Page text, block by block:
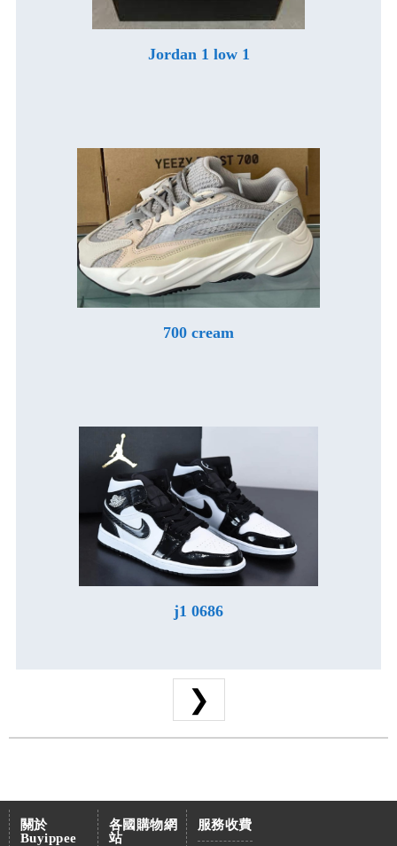
Jordan 1 low 1
700 cream
j1 0686
❯
關於
Buyippee
各國購物網
站
服務收費